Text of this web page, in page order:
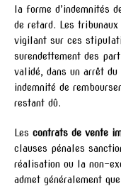
la forme d’indemnités
de retard. Les
vigilant sur ces
surendettement des
validé, dans un arrêt du
indemnité de
restant dû.
Les contrats de vente
clauses pénales
réalisation ou la non-
admet généralement